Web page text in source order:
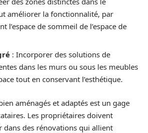
améliorer la fonctionnalité, par
l’espace de sommeil de l’espace de
: Incorporer des solutions de
dans les murs ou sous les meubles
tout en conservant l’esthétique.
aménagés et adaptés est un gage
Les propriétaires doivent
dans des rénovations qui allient